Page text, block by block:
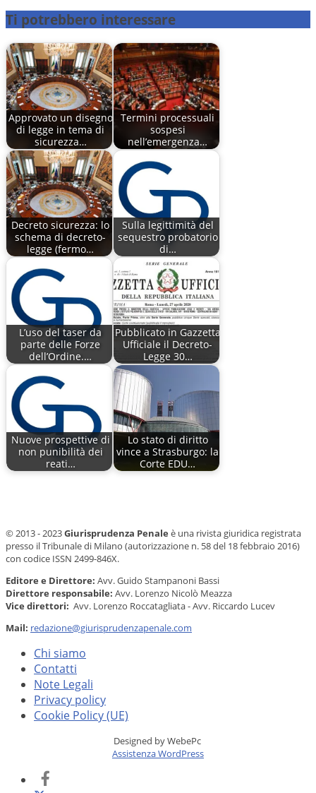
Ti potrebbero interessare
Approvato un disegno
di legge in tema di
sicurezza…
Termini processuali
sospesi
nell’emergenza…
Decreto sicurezza: lo
schema di decreto-
legge (fermo…
Sulla legittimità del
sequestro probatorio
di…
L’uso del taser da
parte delle Forze
dell’Ordine.…
Pubblicato in Gazzetta
Ufficiale il Decreto-
Legge 30…
Nuove prospettive di
non punibilità dei
reati…
Lo stato di diritto
vince a Strasburgo: la
Corte EDU…
© 2013 - 2023Giurisprudenza Penale è una rivista giuridica registrata
presso il Tribunale di Milano (autorizzazione n. 58 del 18 febbraio 2016)
con codice ISSN 2499-846X.
Editore e Direttore: Avv. Guido Stampanoni Bassi
Direttore responsabile: Avv. Lorenzo Nicolò Meazza
Vice direttori: Avv. Lorenzo Roccatagliata - Avv. Riccardo Lucev
Mail: redazione@giurisprudenzapenale.com
Chi siamo
Contatti
Note Legali
Privacy policy
Cookie Policy (UE)
Designed by WebePc
Assistenza WordPress